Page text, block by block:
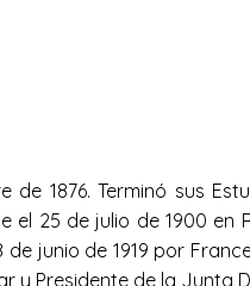
de 1876. Terminó sus
el 25 de julio de 1900
junio de 1919 por
y Presidente de la Junta